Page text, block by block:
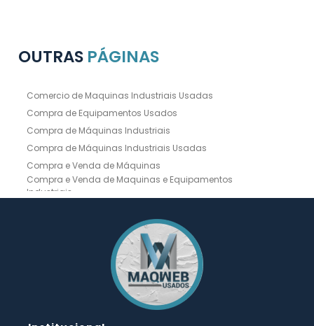
OUTRAS PÁGINAS
Comercio de Maquinas Industriais Usadas
Compra de Equipamentos Usados
Compra de Máquinas Industriais
Compra de Máquinas Industriais Usadas
Compra e Venda de Máquinas
Compra e Venda de Maquinas e Equipamentos
Industriais
Compra e Venda de Máquinas Operatrizes
Dobradeira CNC Usada
Dobradeira de Chapa Hidráulica Usada
Dobradeira de Chapas
Dobradeira Hidráulica
Dobradeira Hidráulica Usada
Dobradeira Industrial